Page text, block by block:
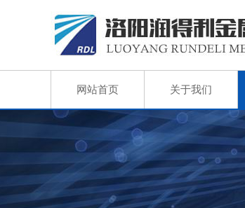
网站首页 关于我们